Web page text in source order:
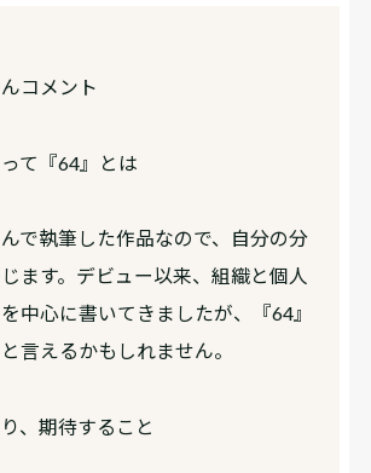
コメント
って『64』とは
で執筆した作品なので、自分の分
ます。デビュー以来、組織と個人
中心に書いてきましたが、『64』
言えるかもしれません。
り、期待すること